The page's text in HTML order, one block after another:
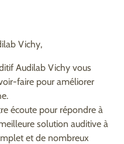
Vichy,
Audilab Vichy vous
faire pour améliorer
écoute pour répondre à
solution auditive à
et de nombreux